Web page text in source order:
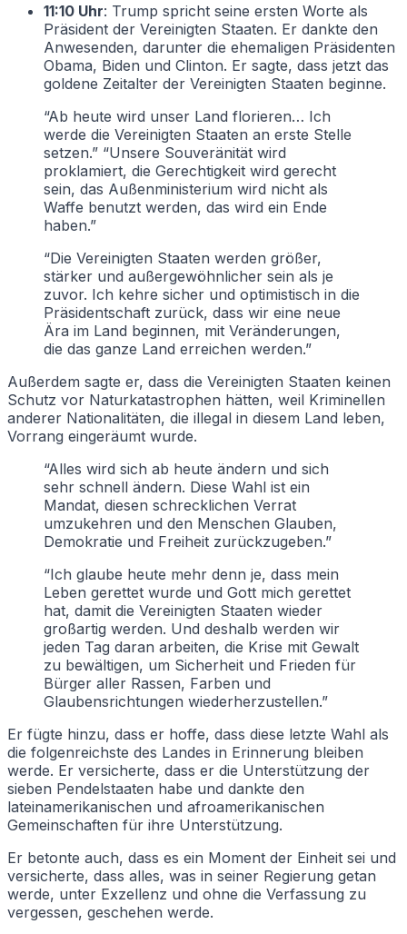
11:10 Uhr: Trump spricht seine ersten Worte als
Präsident der Vereinigten Staaten. Er dankte den
Anwesenden, darunter die ehemaligen Präsidenten
Obama, Biden und Clinton. Er sagte, dass jetzt das
goldene Zeitalter der Vereinigten Staaten beginne.
“Ab heute wird unser Land florieren… Ich
werde die Vereinigten Staaten an erste Stelle
setzen.” “Unsere Souveränität wird
proklamiert, die Gerechtigkeit wird gerecht
sein, das Außenministerium wird nicht als
Waffe benutzt werden, das wird ein Ende
haben.”
“Die Vereinigten Staaten werden größer,
stärker und außergewöhnlicher sein als je
zuvor. Ich kehre sicher und optimistisch in die
Präsidentschaft zurück, dass wir eine neue
Ära im Land beginnen, mit Veränderungen,
die das ganze Land erreichen werden.”
Außerdem sagte er, dass die Vereinigten Staaten keinen
Schutz vor Naturkatastrophen hätten, weil Kriminellen
anderer Nationalitäten, die illegal in diesem Land leben,
Vorrang eingeräumt wurde.
“Alles wird sich ab heute ändern und sich
sehr schnell ändern. Diese Wahl ist ein
Mandat, diesen schrecklichen Verrat
umzukehren und den Menschen Glauben,
Demokratie und Freiheit zurückzugeben.”
“Ich glaube heute mehr denn je, dass mein
Leben gerettet wurde und Gott mich gerettet
hat, damit die Vereinigten Staaten wieder
großartig werden. Und deshalb werden wir
jeden Tag daran arbeiten, die Krise mit Gewalt
zu bewältigen, um Sicherheit und Frieden für
Bürger aller Rassen, Farben und
Glaubensrichtungen wiederherzustellen.”
Er fügte hinzu, dass er hoffe, dass diese letzte Wahl als
die folgenreichste des Landes in Erinnerung bleiben
werde. Er versicherte, dass er die Unterstützung der
sieben Pendelstaaten habe und dankte den
lateinamerikanischen und afroamerikanischen
Gemeinschaften für ihre Unterstützung.
Er betonte auch, dass es ein Moment der Einheit sei und
versicherte, dass alles, was in seiner Regierung getan
werde, unter Exzellenz und ohne die Verfassung zu
vergessen, geschehen werde.